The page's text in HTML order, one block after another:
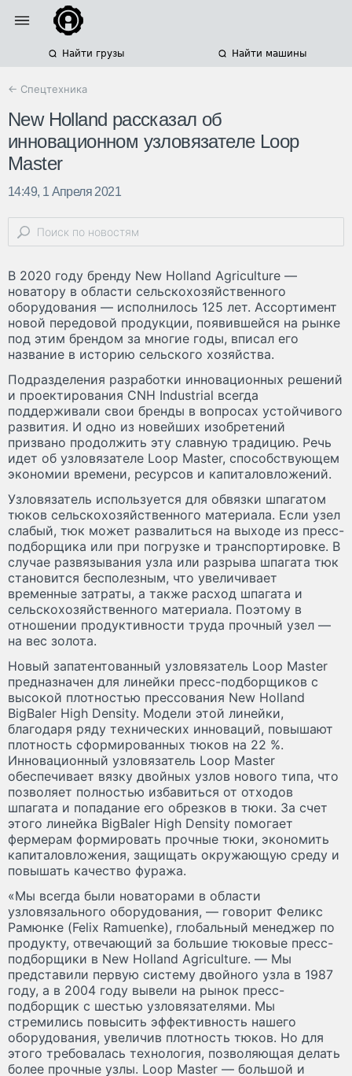
Найти грузы Найти машины
← Спецтехника
New Holland рассказал об
инновационном узловязателе Loop
Master
14:49, 1 Апреля 2021
В 2020 году бренду New Holland Agriculture —
новатору в области сельскохозяйственного
оборудования — исполнилось 125 лет. Ассортимент
новой передовой продукции, появившейся на рынке
под этим брендом за многие годы, вписал его
название в историю сельского хозяйства.
Подразделения разработки инновационных решений
и проектирования CNH Industrial всегда
поддерживали свои бренды в вопросах устойчивого
развития. И одно из новейших изобретений
призвано продолжить эту славную традицию. Речь
идет об узловязателе Loop Master, способствующем
экономии времени, ресурсов и капиталовложений.
Узловязатель используется для обвязки шпагатом
тюков сельскохозяйственного материала. Если узел
слабый, тюк может развалиться на выходе из пресс-
подборщика или при погрузке и транспортировке. В
случае развязывания узла или разрыва шпагата тюк
становится бесполезным, что увеличивает
временные затраты, а также расход шпагата и
сельскохозяйственного материала. Поэтому в
отношении продуктивности труда прочный узел —
на вес золота.
Новый запатентованный узловязатель Loop Master
предназначен для линейки пресс-подборщиков с
высокой плотностью прессования New Holland
BigBaler High Density. Модели этой линейки,
благодаря ряду технических инноваций, повышают
плотность сформированных тюков на 22 %.
Инновационный узловязатель Loop Master
обеспечивает вязку двойных узлов нового типа, что
позволяет полностью избавиться от отходов
шпагата и попадание его обрезков в тюки. За счет
этого линейка BigBaler High Density помогает
фермерам формировать прочные тюки, экономить
капиталовложения, защищать окружающую среду и
повышать качество фуража.
«Мы всегда были новаторами в области
узловязального оборудования, — говорит Феликс
Рамюнке (Felix Ramuenke), глобальный менеджер по
продукту, отвечающий за большие тюковые пресс-
подборщики в New Holland Agriculture. — Мы
представили первую систему двойного узла в 1987
году, а в 2004 году вывели на рынок пресс-
подборщик с шестью узловязателями. Мы
стремились повысить эффективность нашего
оборудования, увеличив плотность тюков. Но для
этого требовалась технология, позволяющая делать
более прочные узлы. Loop Master — большой и